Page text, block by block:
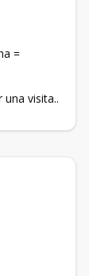
=
visita..